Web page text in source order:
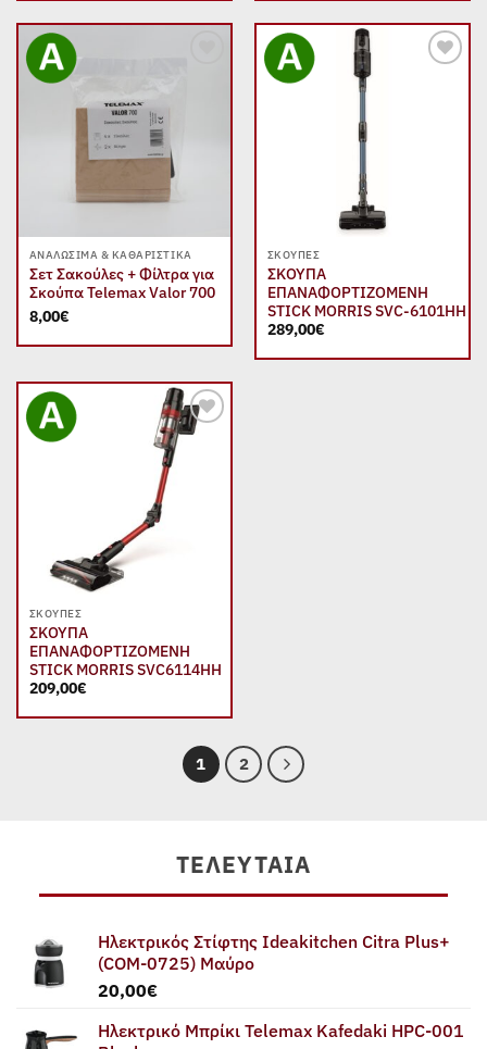
ΑΝΑΛΏΣΙΜΑ & ΚΑΘΑΡΙΣΤΙΚΆ
Σετ Σακούλες + Φίλτρα για
Σκούπα Telemax Valor 700
8,00€
ΣΚΟΎΠΕΣ
ΣΚΟΥΠΑ
ΕΠΑΝΑΦΟΡΤΙΖΟΜΕΝΗ
STICK MORRIS SVC-6101HH
289,00€
Add to
wishlist
ΣΚΟΎΠΕΣ
ΣΚΟΥΠΑ
ΕΠΑΝΑΦΟΡΤΙΖΟΜΕΝΗ
STICK MORRIS SVC6114HH
209,00€
1 2
ΤΕΛΕΥΤΑΊΑ
Ηλεκτρικός Στίφτης Ideakitchen Citra Plus+
(COM-0725) Μαύρο
20,00€
Ηλεκτρικό Μπρίκι Telemax Kafedaki HPC-001